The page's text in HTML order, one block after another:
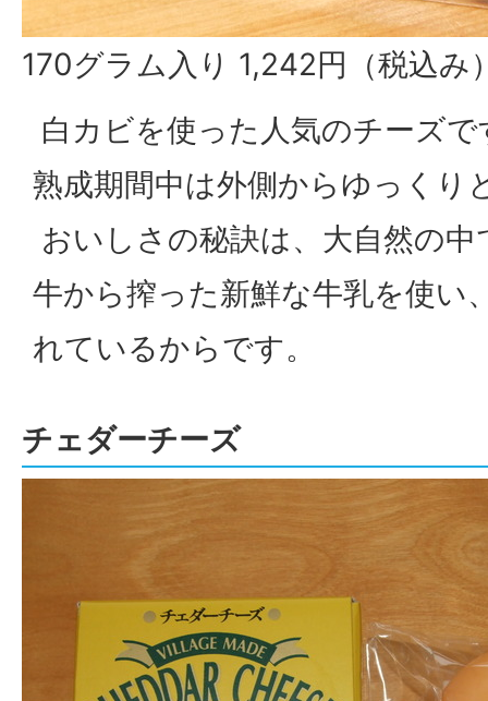
170グラム入り 1,242円（税込み
白カビを使った人気のチーズ
熟成期間中は外側からゆっくり
おいしさの秘訣は、大自然の
牛から搾った新鮮な牛乳を使い
れているからです。
チェダーチーズ